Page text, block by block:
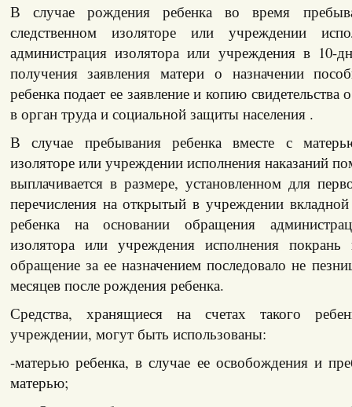
В случае рождения ребенка во время
следственном изоляторе или учреждении
администрация изолятора или учреждения в 10-
получения заявления матери о назначении
ребенка подает ее заявление и копию
в орган труда и социальной защиты населения .
В случае пребывания ребенка вместе с
изоляторе или учреждении исполнения наказаний
выплачивается в размере, установленном для
перечисления на открытый в учреждении
ребенка на основании обращения
изолятора или учреждения исполнения
обращение за ее назначением последовало не
месяцев после рождения ребенка.
Средства, хранящиеся на счетах такого
учреждении, могут быть использованы:
-матерью ребенка, в случае ее освобождения и
матерью;